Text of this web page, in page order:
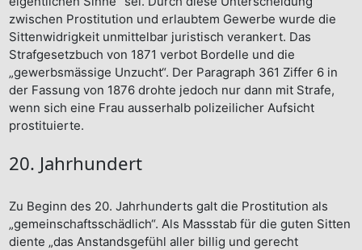
zwischen Prostitution und erlaubtem Gewerbe wurde die
Sittenwidrigkeit unmittelbar juristisch verankert. Das
Strafgesetzbuch von 1871 verbot Bordelle und die
„gewerbsmässige Unzucht“. Der Paragraph 361 Ziffer 6 in
der Fassung von 1876 drohte jedoch nur dann mit Strafe,
wenn sich eine Frau ausserhalb polizeilicher Aufsicht
prostituierte.
20. Jahrhundert
Zu Beginn des 20. Jahrhunderts galt die Prostitution als
„gemeinschaftsschädlich“. Als Massstab für die guten Sitten
diente „das Anstandsgefühl aller billig und gerecht